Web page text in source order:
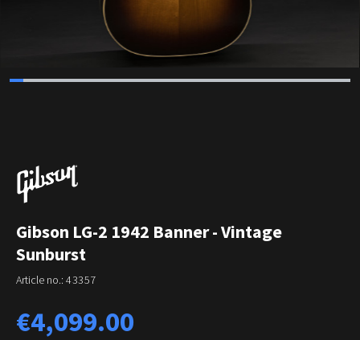
Gibson LG-2 1942 Banner - Vintage
Sunburst
Article no.: 43357
Regular price:
€4,099.00